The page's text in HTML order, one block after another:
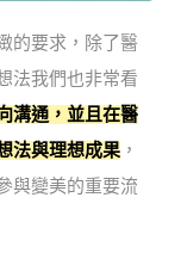
的要求，除了醫
法我們也非常看
溝通，並且在醫
法與理想成果 ，
與變美的重要流